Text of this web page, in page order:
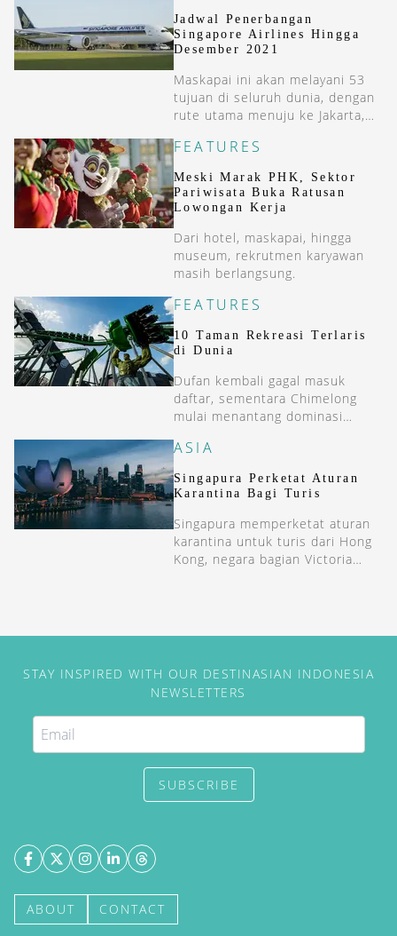
Jadwal Penerbangan
Singapore Airlines Hingga
Desember 2021
Maskapai ini akan melayani 53
tujuan di seluruh dunia, dengan
rute utama menuju ke Jakarta,
London Heathrow.
FEATURES
Meski Marak PHK, Sektor
Pariwisata Buka Ratusan
Lowongan Kerja
Dari hotel, maskapai, hingga
museum, rekrutmen karyawan
masih berlangsung.
FEATURES
10 Taman Rekreasi Terlaris
di Dunia
Dufan kembali gagal masuk
daftar, sementara Chimelong
mulai menantang dominasi
ASIA
Singapura Perketat Aturan
Karantina Bagi Turis
Singapura memperketat aturan
karantina untuk turis dari Hong
Kong, negara bagian Victoria
STAY INSPIRED WITH OUR DESTINASIAN INDONESIA
NEWSLETTERS
SUBSCRIBE
ABOUT CONTACT